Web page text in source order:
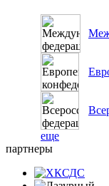
еще
партнеры